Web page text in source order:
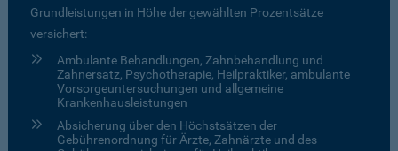
Grundleistungen in Höhe der gewählten Prozentsätze
versichert:
Ambulante Behandlungen, Zahnbehandlung und
Zahnersatz, Psychotherapie, Heilpraktiker, ambulante
Vorsorgeuntersuchungen und allgemeine
Krankenhausleistungen
Absicherung über den Höchstsätzen der
Gebührenordnung für Ärzte, Zahnärzte und des